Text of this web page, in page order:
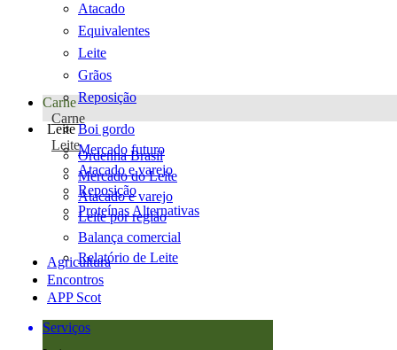
Atacado
Equivalentes
Leite
Grãos
Reposição
Carne
Carne
Boi gordo
Mercado futuro
Atacado e varejo
Reposição
Proteínas Alternativas
Leite
Leite
Ordenha Brasil
Mercado do Leite
Atacado e varejo
Leite por região
Balança comercial
Relatório de Leite
Agricultura
Encontros
APP Scot
Serviços